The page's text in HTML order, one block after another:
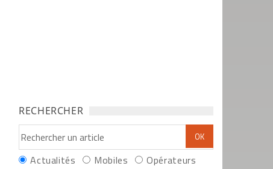
RECHERCHER
Actualités Mobiles Opérateurs